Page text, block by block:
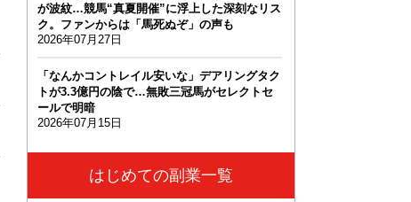
が波紋…競馬“真夏開催”に浮上した深刻なリス
ク。ファンからは「馬死ぬぞ」の声も
2026年07月27日
「なんかコントレイル安いな」デアリングタク
トが3.3億円の陰で…無敗三冠馬がセレクトセ
ールで明暗
2026年07月15日
はじめての副業一覧